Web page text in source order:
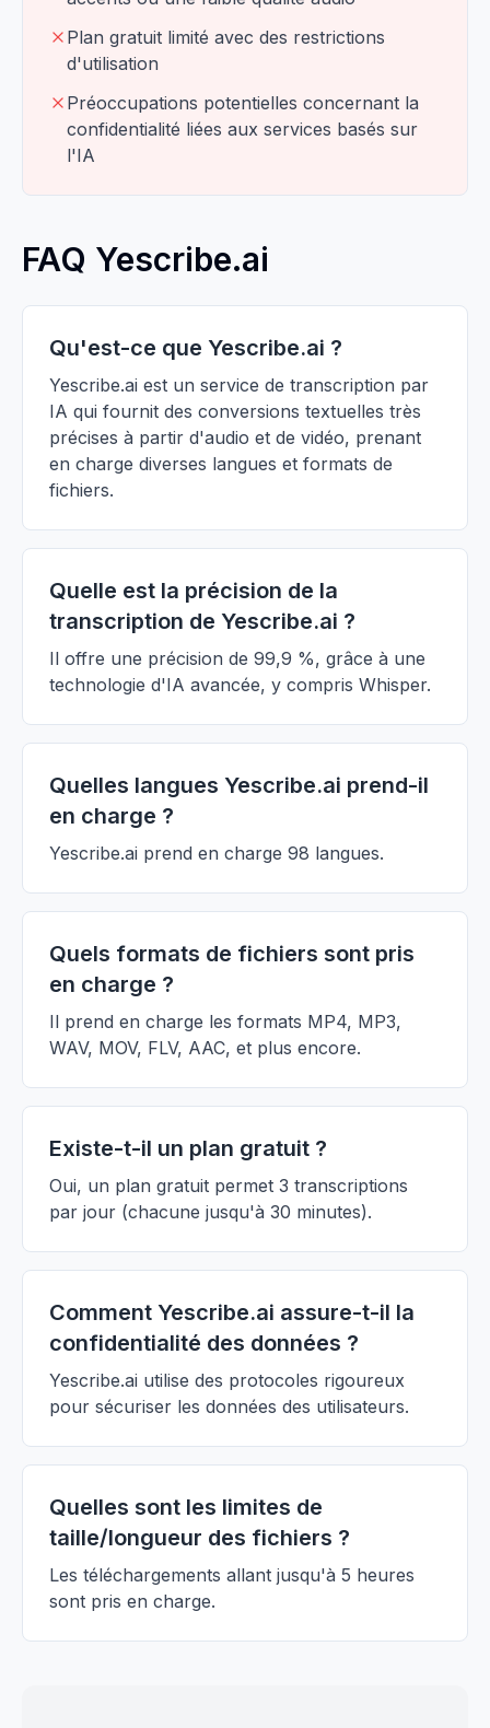
Plan gratuit limité avec des restrictions
d'utilisation
Préoccupations potentielles concernant la
confidentialité liées aux services basés sur
l'IA
FAQ Yescribe.ai
Qu'est-ce que Yescribe.ai ?
Yescribe.ai est un service de transcription par
IA qui fournit des conversions textuelles très
précises à partir d'audio et de vidéo, prenant
en charge diverses langues et formats de
fichiers.
Quelle est la précision de la
transcription de Yescribe.ai ?
Il offre une précision de 99,9 %, grâce à une
technologie d'IA avancée, y compris Whisper.
Quelles langues Yescribe.ai prend-il
en charge ?
Yescribe.ai prend en charge 98 langues.
Quels formats de fichiers sont pris
en charge ?
Il prend en charge les formats MP4, MP3,
WAV, MOV, FLV, AAC, et plus encore.
Existe-t-il un plan gratuit ?
Oui, un plan gratuit permet 3 transcriptions
par jour (chacune jusqu'à 30 minutes).
Comment Yescribe.ai assure-t-il la
confidentialité des données ?
Yescribe.ai utilise des protocoles rigoureux
pour sécuriser les données des utilisateurs.
Quelles sont les limites de
taille/longueur des fichiers ?
Les téléchargements allant jusqu'à 5 heures
sont pris en charge.